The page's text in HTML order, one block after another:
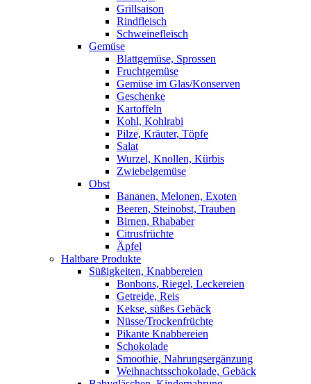
Grillsaison
Rindfleisch
Schweinefleisch
Gemüse
Blattgemüse, Sprossen
Fruchtgemüse
Gemüse im Glas/Konserven
Geschenke
Kartoffeln
Kohl, Kohlrabi
Pilze, Kräuter, Töpfe
Salat
Wurzel, Knollen, Kürbis
Zwiebelgemüse
Obst
Bananen, Melonen, Exoten
Beeren, Steinobst, Trauben
Birnen, Rhababer
Citrusfrüchte
Äpfel
Haltbare Produkte
Süßigkeiten, Knabbereien
Bonbons, Riegel, Leckereien
Getreide, Reis
Kekse, süßes Gebäck
Nüsse/Trockenfrüchte
Pikante Knabbereien
Schokolade
Smoothie, Nahrungsergänzung
Weihnachtsschokolade, Gebäck